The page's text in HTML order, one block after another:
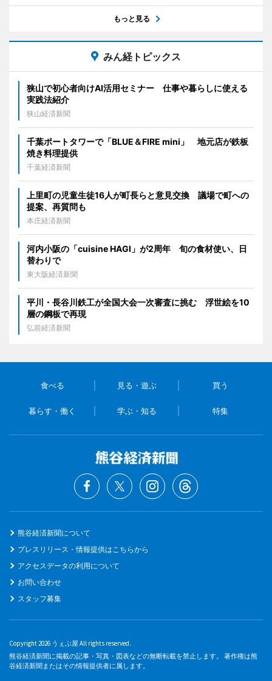
もっと見る
みん経トピックス
狭山で初心者向けAI活用セミナー 仕事や暮らしに使える
実践法紹介
狭山経済新聞
千葉ポートタワーで「BLUE＆FIRE mini」 地元店が鉄板
焼き料理提供
千葉経済新聞
上里町の児童生徒16人が町長らと意見交換 議場で町への
提案、再質問も
本庄経済新聞
河内小阪の「cuisine HAGI」が2周年 旬の食材使い、日
替わりで
東大阪経済新聞
平川・長谷川鉄工が全国大会一次審査に挑む 浮世絵を10
層の鋼板で再現
弘前経済新聞
食べる 見る・遊ぶ 買う
暮らす・働く 学ぶ・知る 特集
熊谷経済新聞について
プレスリリース・情報提供はこちらから
アクセスデータの利用について
お問い合わせ
スタッフ募集
Copyright 2026 うぇぶ屋 All rights reserved.
熊谷経済新聞に掲載の記事・写真・図表などの無断転載を禁止します。 著作権は熊
谷経済新聞またはその情報提供者に属します。